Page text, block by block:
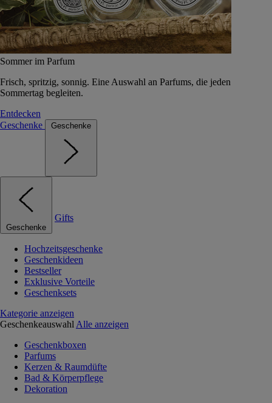
Sommer im Parfum
Frisch, spritzig, sonnig. Eine Auswahl an Parfums, die jeden
Sommertag begleiten.
Entdecken
Geschenke
Geschenke
Geschenke
Gifts
Hochzeitsgeschenke
Geschenkideen
Bestseller
Exklusive Vorteile
Geschenksets
Kategorie anzeigen
Geschenkeauswahl Alle anzeigen
Geschenkboxen
Parfums
Kerzen & Raumdüfte
Bad & Körperpflege
Dekoration